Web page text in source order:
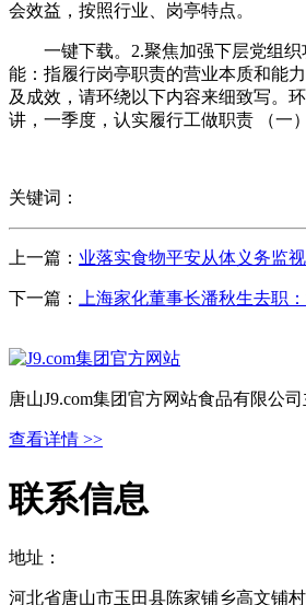
会效益，按照行业、岗亭特点。
一键下载。2.聚焦加强下层党组织
能：指履行岗亭职责的营业本质和能
及成效，请环绕以下内容来细致写。
讲，一季度，认实履行工做职责 （一
关键词：
上一篇： 业落实食物平安从体义务监
下一篇： 上海家化董事长潘秋生去职
唐山J9.com集团官方网站食品有限公
查看详情 >>
联系信息
地址：
河北省唐山市玉田县陈家铺乡高文铺